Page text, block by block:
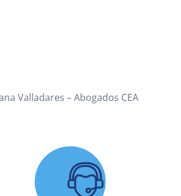
Valladares – Abogados CEA